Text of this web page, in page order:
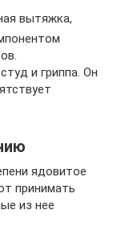
вытяжка,
и гриппа. Он
ядовитое
принимать
из нее